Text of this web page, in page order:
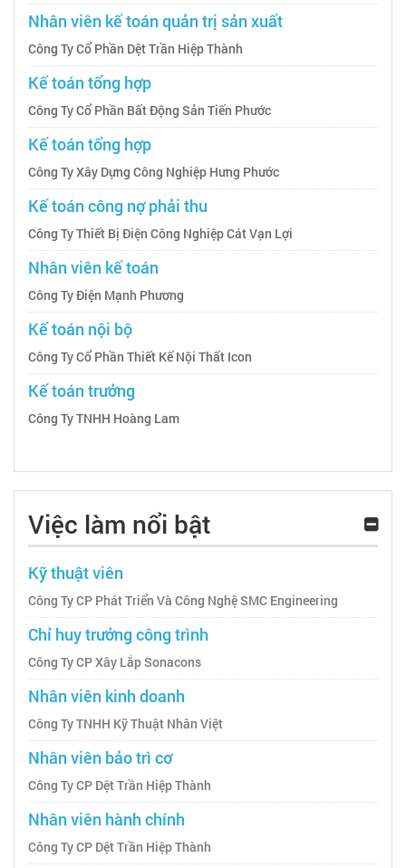
Nhân viên kế toán quản trị sản xuất
Công Ty Cổ Phần Dệt Trần Hiệp Thành
Kế toán tổng hợp
Công Ty Cổ Phần Bất Động Sản Tiến Phước
Kế toán tổng hợp
Công Ty Xây Dựng Công Nghiệp Hưng Phước
Kế toán công nợ phải thu
Công Ty Thiết Bị Điện Công Nghiệp Cát Vạn Lợi
Nhân viên kế toán
Công Ty Điện Mạnh Phương
Kế toán nội bộ
Công Ty Cổ Phần Thiết Kế Nội Thất Icon
Kế toán trưởng
Công Ty TNHH Hoàng Lam
Việc làm nổi bật
Kỹ thuật viên
Công Ty CP Phát Triển Và Công Nghệ SMC Engineering
Chỉ huy trưởng công trình
Công Ty CP Xây Lắp Sonacons
Nhân viên kinh doanh
Công Ty TNHH Kỹ Thuật Nhân Việt
Nhân viên bảo trì cơ
Công Ty CP Dệt Trần Hiệp Thành
Nhân viên hành chính
Công Ty CP Dệt Trần Hiệp Thành